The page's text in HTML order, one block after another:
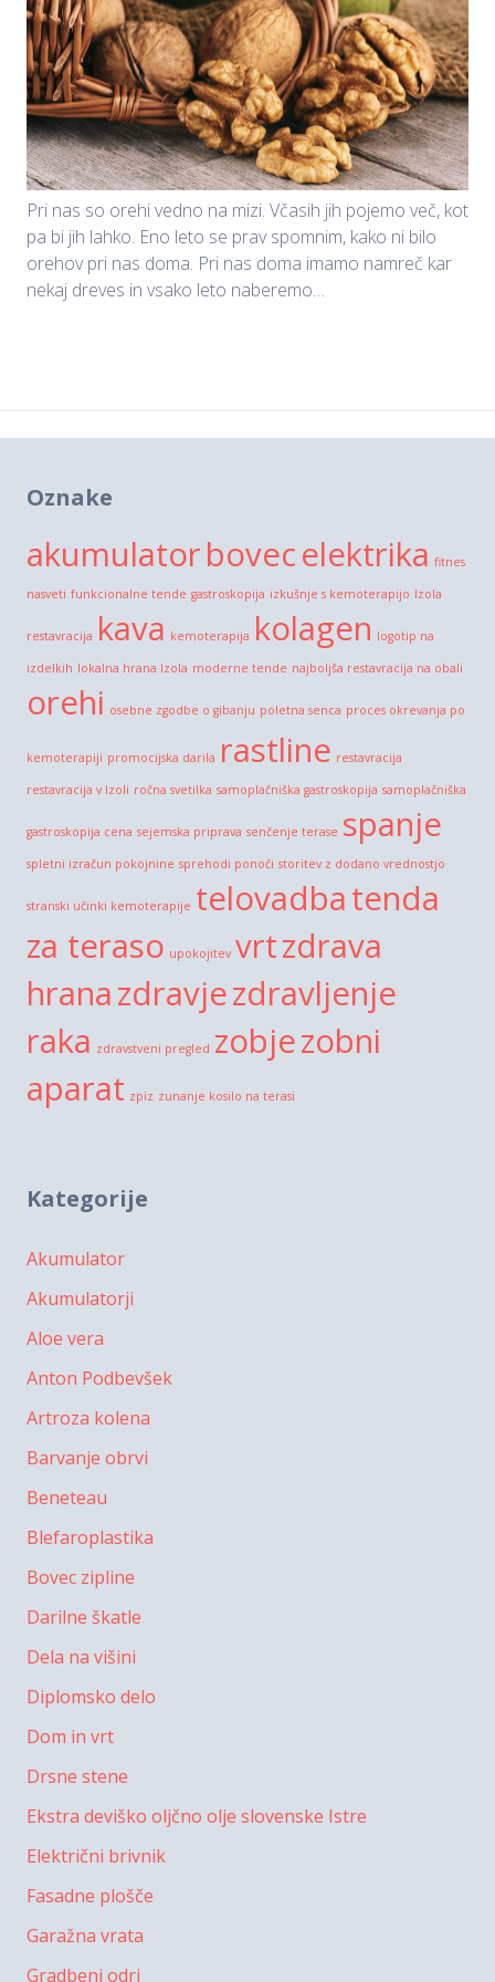
Pri nas so orehi vedno na mizi. Včasih jih pojemo več, kot
pa bi jih lahko. Eno leto se prav spomnim, kako ni bilo
orehov pri nas doma. Pri nas doma imamo namreč kar
nekaj dreves in vsako leto naberemo…
Oznake
akumulatorbovecelektrika fitnes
nasveti funkcionalne tende gastroskopija izkušnje s kemoterapijo Izola
restavracija kava kemoterapija kolagen logotip na
izdelkih lokalna hrana Izola moderne tende najboljša restavracija na obali
orehi osebne zgodbe o gibanju poletna senca proces okrevanja po
kemoterapiji promocijska darila rastline restavracija
restavracija v Izoli ročna svetilka samoplačniška gastroskopija samoplačniška
gastroskopija cena sejemska priprava senčenje terase spanje
spletni izračun pokojnine sprehodi ponoči storitev z dodano vrednostjo
stranski učinki kemoterapije telovadbatenda
za teraso upokojitev vrtzdrava
hranazdravjezdravljenje
raka zdravstveni pregled zobjezobni
aparat zpiz zunanje kosilo na terasi
Kategorije
Akumulator
Akumulatorji
Aloe vera
Anton Podbevšek
Artroza kolena
Barvanje obrvi
Beneteau
Blefaroplastika
Bovec zipline
Darilne škatle
Dela na višini
Diplomsko delo
Dom in vrt
Drsne stene
Ekstra deviško oljčno olje slovenske Istre
Električni brivnik
Fasadne plošče
Garažna vrata
Gradbeni odri